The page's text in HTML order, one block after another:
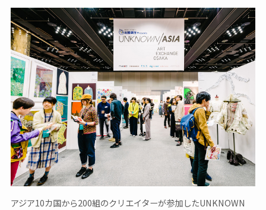
アジア10カ国から200組のクリエイターが参加したUNKNOWN